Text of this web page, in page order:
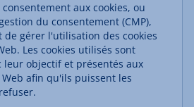
aux cookies, ou
du consentement (CMP),
de gérer l'utilisation des cookies
Les cookies utilisés sont
leur objectif et présentés aux
afin qu'ils puissent les